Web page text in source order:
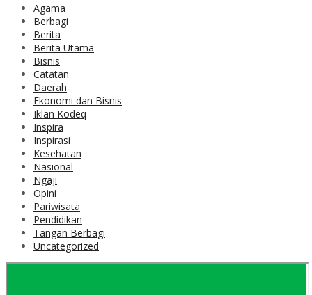
Agama
Berbagi
Berita
Berita Utama
Bisnis
Catatan
Daerah
Ekonomi dan Bisnis
Iklan Kodeq
Inspira
Inspirasi
Kesehatan
Nasional
Ngaji
Opini
Pariwisata
Pendidikan
Tangan Berbagi
Uncategorized